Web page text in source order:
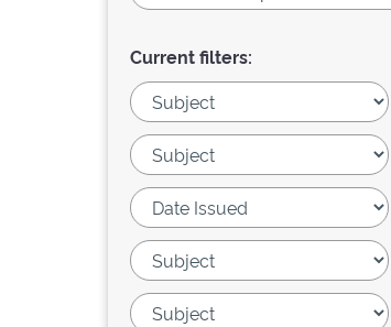
Current filters: